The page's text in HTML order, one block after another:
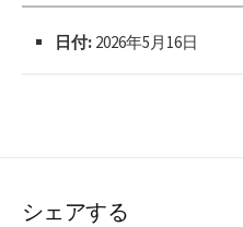
日付: 2026年5月16日
シェアする